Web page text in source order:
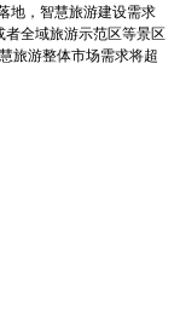
地，智慧旅游建设需求
全域旅游示范区等景区
旅游整体市场需求将超